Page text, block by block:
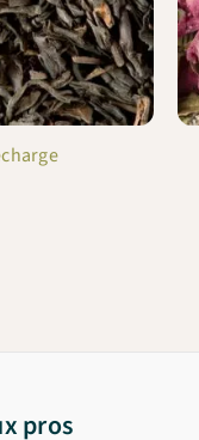
pros